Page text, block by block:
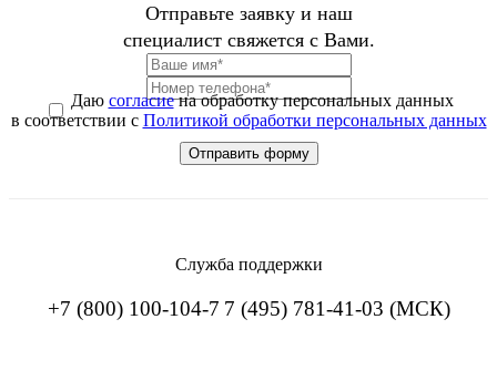
Отправьте заявку и наш
специалист свяжется с Вами.
Даю согласиена обработку персональных данных
в соответствии с Политикой обработки персональных данных
Служба поддержки
+7 (800) 100-104-7 7 (495) 781-41-03 (МСК)